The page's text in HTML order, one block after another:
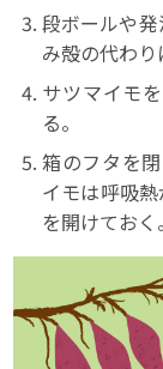
段ボールや
み殻の代わり
サツマイモ
る。
箱のフタを
イモは呼吸
を開けておく